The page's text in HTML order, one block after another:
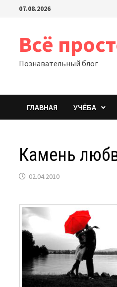
Перейти07.08.2026
Всё
Познавательный блог
ГЛАВНАЯ УЧЁБА
Камень
02.04.2010